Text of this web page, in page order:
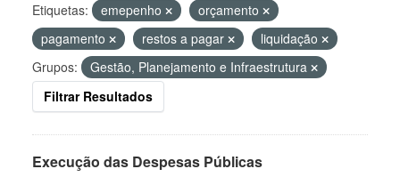
Etiquetas: emepenho
orçamento
pagamento
restos a pagar
liquidação
Grupos:
Gestão, Planejamento e Infraestrutura
Filtrar Resultados
Execução das Despesas Públicas